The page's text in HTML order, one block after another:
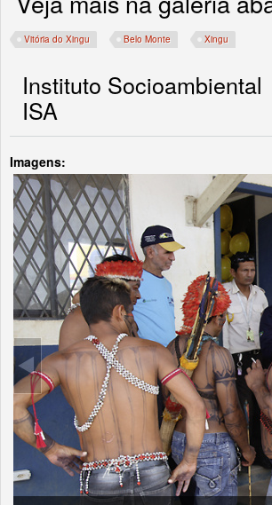
Vitória do Xingu Belo Monte Xingu
Instituto Socioambiental
ISA
Imagens: